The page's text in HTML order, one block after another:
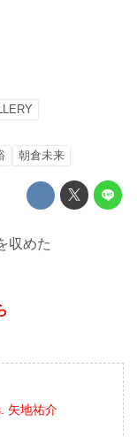
朝倉未来
収めた
矢地祐介